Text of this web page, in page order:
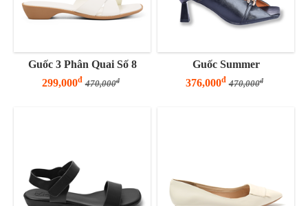
Guốc 3 Phân Quai Số 8
299,000đ 470,000đ
Guốc Summer
376,000đ 470,000đ